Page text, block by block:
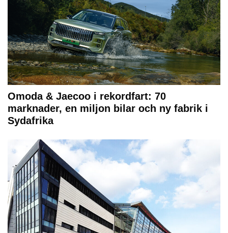
Omoda & Jaecoo i rekordfart: 70
marknader, en miljon bilar och ny fabrik i
Sydafrika